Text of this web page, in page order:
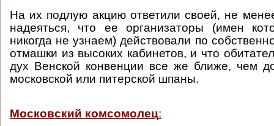
На их подлую акцию ответили своей, не
надеяться, что ее организаторы (имен
никогда не узнаем) действовали по
отмашки из высоких кабинетов, и что
дух Венской конвенции все же ближе, чем
московской или питерской шпаны.
Московский комсомолец: